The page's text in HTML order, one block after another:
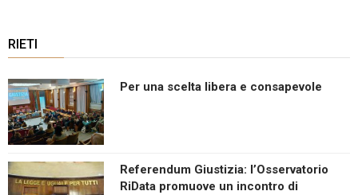
RIETI
Per una scelta libera e consapevole
Referendum Giustizia: l’Osservatorio
RiData promuove un incontro di